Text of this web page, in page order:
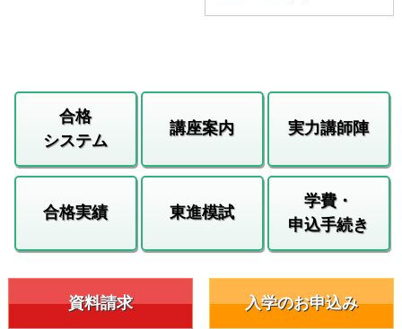
合格
システム
講座案内 実力講師陣
合格実績 東進模試
学費・
申込手続き
資料請求 入学のお申込み